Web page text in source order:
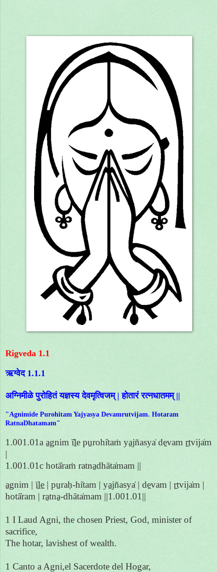
Rigveda 1.1
ऋग्वेद 1.1.1
अग्निमीळे पुरोहितं यज्ञस्य देवमृत्विजम् | होतारं रत्नधातमम् ||
"Agnimide Purohitam Yajyasya Devamrutvijam. Hotaram
RatnaDhatamam"
1.001.01a a̱gnim ī̍ḻe pu̱rohi̍taṁ ya̱jñasya̍ de̱vam ṛ̱tvija̍m
|
1.001.01c hotā̍raṁ ratna̱dhāta̍mam ||
a̱gnim | ī̱ḻe̱ | pu̱raḥ-hi̍tam | ya̱jñasya̍ | de̱vam | ṛ̱tvija̍m |
hotā̍ram | ra̱tna̱-dhāta̍mam ||1.001.01||
1 I Laud Agni, the chosen Priest, God, minister of
sacrifice,
The hotar, lavishest of wealth.
1 Canto a Agni,el Sacerdote del Hogar,